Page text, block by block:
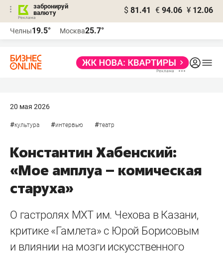
забронируй
валюту
$ 81.41 € 94.06 ¥ 12.06
Челны19.5° Москва25.7°
20 мая 2026
#культура #интервью #театр
Константин Хабенский:
«Мое амплуа – комическая
старуха»
О гастролях МХТ им. Чехова в Казани,
критике «Гамлета» с Юрой Борисовым
и влиянии на мозги искусственного